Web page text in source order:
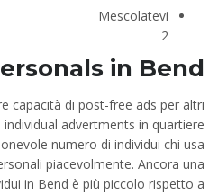
Mescolatevi
2
in Bend
capacità di post-free ads per altri
advertments in quartiere
numero di individui chi usa
piacevolmente. Ancora una
in Bend è più piccolo rispetto a